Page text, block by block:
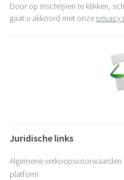
Door op inschrijven te klikken,
gaat u akkoord met onze privacy
Juridische links
Algemene verkoopsvoorwaarden
platform